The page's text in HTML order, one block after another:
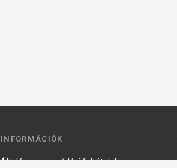
INFORMÁCIÓK
Általános szerződési feltételek